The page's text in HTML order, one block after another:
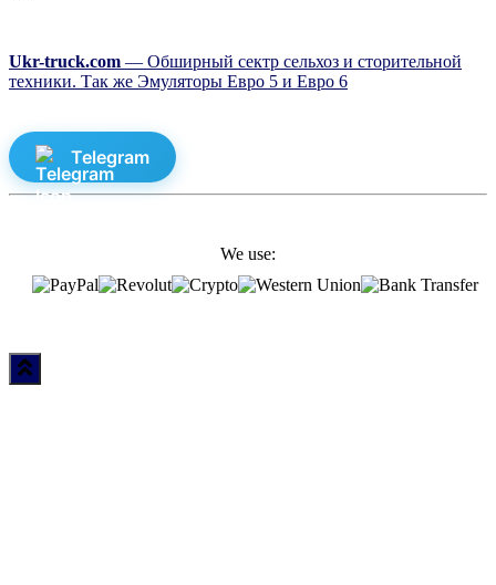
Ukr-truck.com — Обширный сектр сельхоз и сторительной
техники. Так же Эмуляторы Евро 5 и Евро 6
Telegram
We use: